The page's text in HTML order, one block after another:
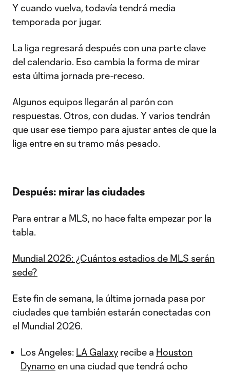
Y cuando vuelva, todavía tendrá media
temporada por jugar.
La liga regresará después con una parte clave
del calendario. Eso cambia la forma de mirar
esta última jornada pre-receso.
Algunos equipos llegarán al parón con
respuestas. Otros, con dudas. Y varios tendrán
que usar ese tiempo para ajustar antes de que la
liga entre en su tramo más pesado.
Después: mirar las ciudades
Para entrar a MLS, no hace falta empezar por la
tabla.
Mundial 2026: ¿Cuántos estadios de MLS serán
sede?
Este fin de semana, la última jornada pasa por
ciudades que también estarán conectadas con
el Mundial 2026.
Los Angeles: LA Galaxy recibe a Houston
Dynamo en una ciudad que tendrá ocho